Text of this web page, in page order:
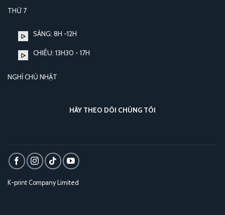
THỨ 7
SÁNG: 8H -12H
CHIỀU: 13H30 - 17H
NGHỈ CHỦ NHẬT
HÃY THEO DÕI CHÚNG TÔI
K-print Company Limited